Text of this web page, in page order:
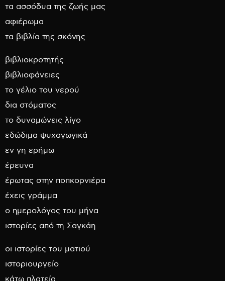
τα ασσόδυα της ζωής μας
αφιέρωμα
τα βιβλία της σκόνης
βιβλιοκροτητής
βιβλιοφάνειες
το γέλιο του νερού
δια στόματος
το δυναμώνεις λίγο
εδώδιμα ψυχαγωγικά
εν γη ερήμω
έρευνα
έρωτας στην ποπκορνιέρα
έχεις γράμμα
ο ημερολόγος του μήνα
ιστορίες από τη Σαγκάη
οι ιστορίες του ματιού
ιστοριουργείο